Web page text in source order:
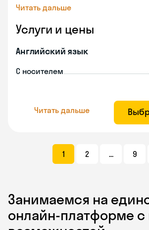
Читать дальше
Услуги и цены
Английский язык
С носителем
Читать дальше
1 2 ... 9
Занимаемся на
онлайн-платформе с